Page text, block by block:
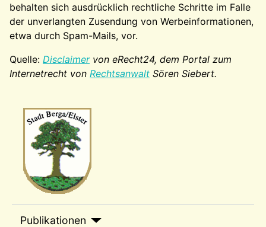
Publikationen
behalten sich ausdrücklich rechtliche Schritte im Falle
der unverlangten Zusendung von Werbeinformationen,
etwa durch Spam-Mails, vor.
Quelle: Disclaimervon eRecht24, dem Portal zum
Internetrecht von Rechtsanwalt Sören Siebert.